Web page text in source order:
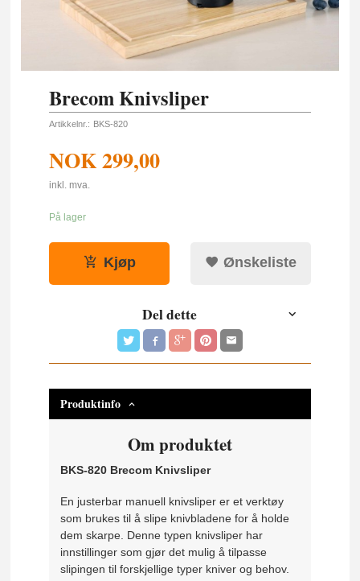
Brecom Knivsliper
Artikkelnr.: BKS-820
NOK299,00
inkl. mva.
På lager
Kjøp Ønskeliste
Del dette
Produktinfo
Om produktet
BKS-820 Brecom Knivsliper
En justerbar manuell knivsliper er et verktøy
som brukes til å slipe knivbladene for å holde
dem skarpe. Denne typen knivsliper har
innstillinger som gjør det mulig å tilpasse
slipingen til forskjellige typer kniver og behov.